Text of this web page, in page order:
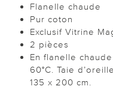
Flanelle chaude
Pur coton
Exclusif Vitrine
2 pièces
En flanelle
60°C. Taie
135 x 200 cm.